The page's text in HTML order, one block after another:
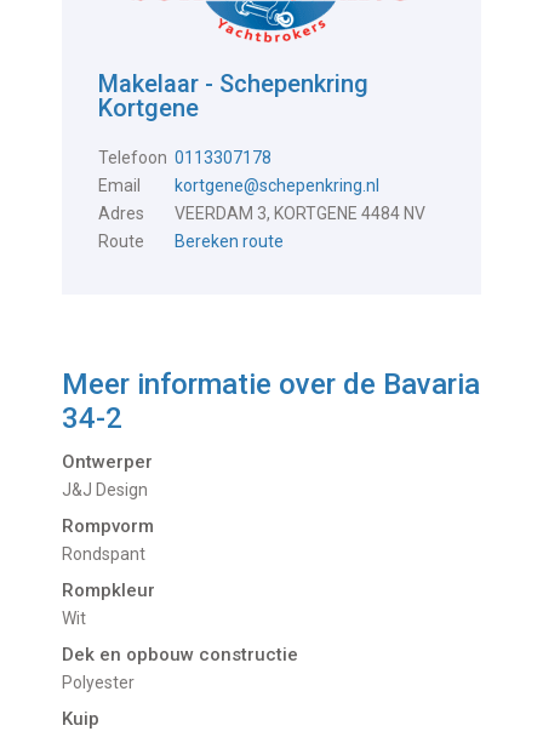
Makelaar - Schepenkring
Kortgene
Telefoon 0113307178
Email
kortgene@schepenkring.nl
Adres
VEERDAM 3, KORTGENE 4484 NV
Route
Bereken route
Meer informatie over de Bavaria
34-2
Ontwerper
J&J Design
Rompvorm
Rondspant
Rompkleur
Wit
Dek en opbouw constructie
Polyester
Kuip